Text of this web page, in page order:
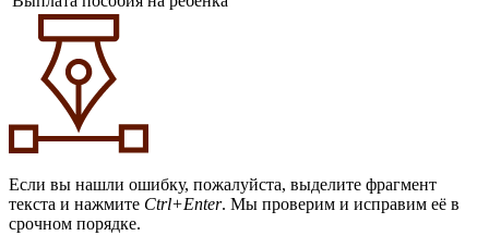
Если вы нашли ошибку, пожалуйста, выделите фрагмент
текста и нажмите Ctrl+Enter. Мы проверим и исправим её в
срочном порядке.